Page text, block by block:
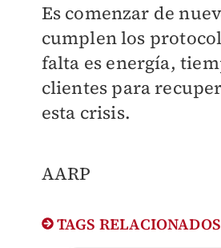
Es comenzar de
cumplen los
falta es energía,
clientes para
esta crisis.
AARP
TAGS